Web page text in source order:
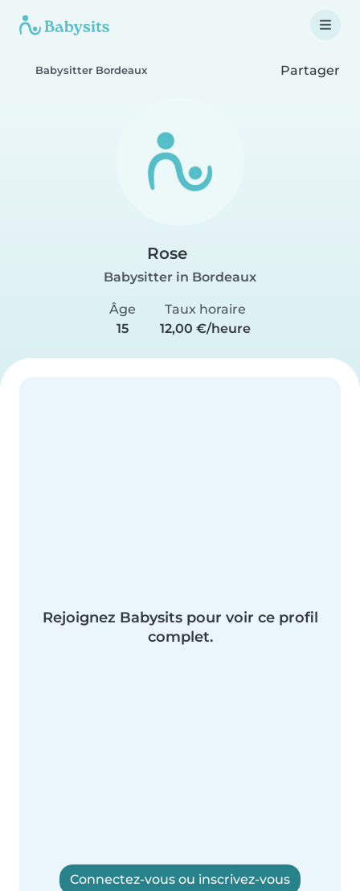
Babysitter Bordeaux Partager
Rose
Babysitter in Bordeaux
Âge
15
Taux horaire
12,00 €/heure
Rejoignez Babysits pour voir ce profil
complet.
Connectez-vous ou inscrivez-vous